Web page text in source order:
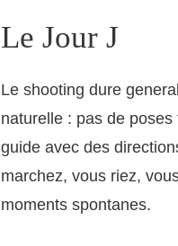
Le Jour J
Le shooting dure
naturelle : pas de
guide avec des
marchez, vous riez,
moments spontanes.